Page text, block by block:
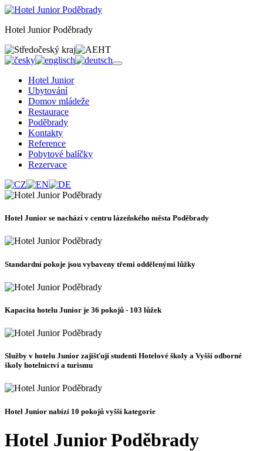
Hotel Junior Poděbrady
Hotel Junior
Ubytování
Domov mládeže
Restaurace
Poděbrady
Kontakty
Reference
Pobytové balíčky
Rezervace
Hotel Junior se nachází v centru lázeňského města Poděbrady
Standardní pokoje jsou vybaveny třemi oddělenými lůžky
Kapacita hotelu Junior je 36 pokojů - 103 lůžek
Služby v hotelu Junior zajišťují studenti Hotelové školy a Vyšší odborné
školy hotelnictví a turismu
Hotel Junior nabízí 10 pokojů vyšší kategorie
Hotel Junior Poděbrady